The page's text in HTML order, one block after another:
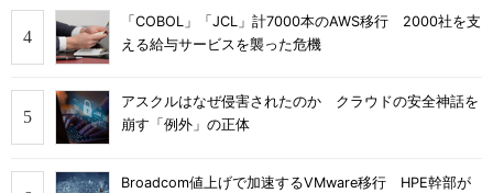
「COBOL」「JCL」計7000本のAWS移行 2000社を支
える給与サービスを襲った危機
アスクルはなぜ侵害されたのか クラウドの安全神話を
崩す「例外」の正体
Broadcom値上げで加速するVMware移行 HPE幹部が